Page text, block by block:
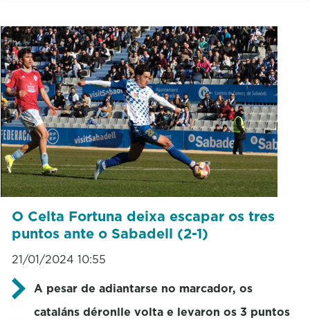
O Celta Fortuna deixa escapar os tres
puntos ante o Sabadell (2-1)
21/01/2024 10:55
A pesar de adiantarse no marcador, os
cataláns déronlle volta e levaron os 3 puntos